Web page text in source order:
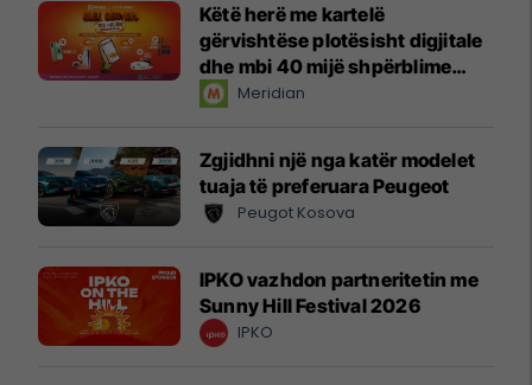
Këtë herë me kartelë
gërvishtëse plotësisht digjitale
dhe mbi 40 mijë shpërblime
instant!Meridian
Zgjidhni një nga katër modelet
tuaja të preferuara Peugeot
Peugot Kosova
IPKO vazhdon partneritetin me
Sunny Hill Festival 2026
IPKO